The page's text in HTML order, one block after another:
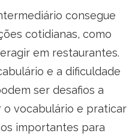
consegue
cotidianas, como
em restaurantes.
e a dificuldade
ser desafios a
o vocabulário e praticar
importantes para